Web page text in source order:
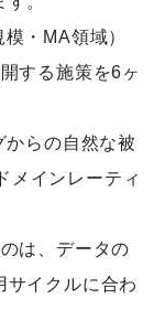
・MA領域）
する施策を6ヶ
らの自然な被
メインレーティ
は、データの
サイクルに合わ